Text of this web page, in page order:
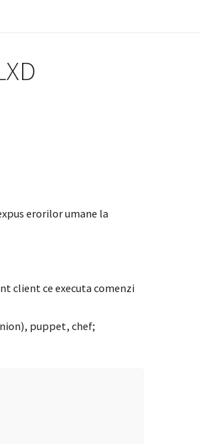
erorilor umane la
client ce executa comenzi
puppet, chef;